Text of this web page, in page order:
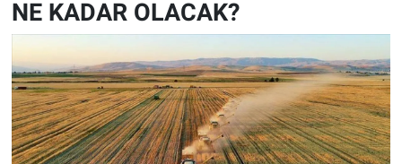
NE KADAR OLACAK?